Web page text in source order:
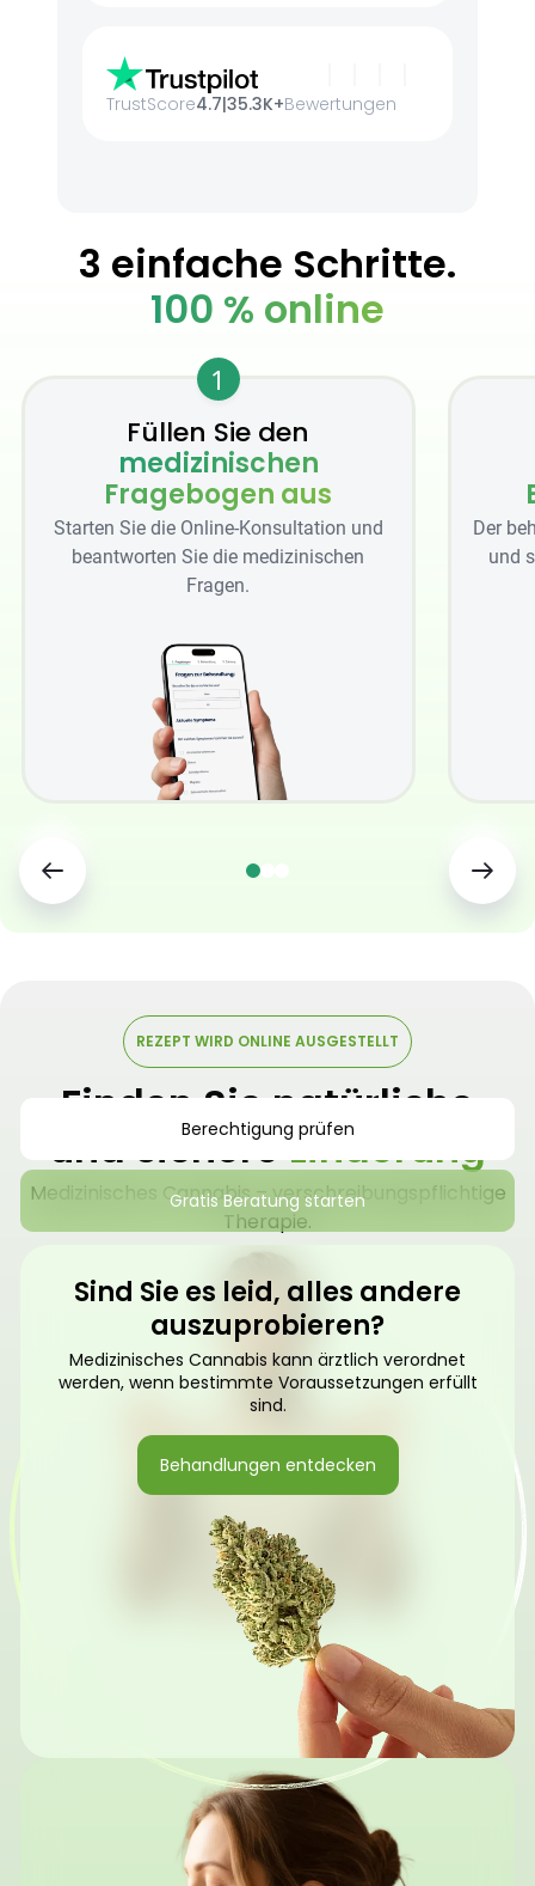
TrustScore4.7|35.3K+Bewertungen
3 einfache Schritte.
100 % online
1
Füllen Sie den
medizinischen
Fragebogen aus
Starten Sie die Online-Konsultation und
beantworten Sie die medizinischen
Fragen.
Der
und
REZEPT WIRD ONLINE AUSGESTELLT
Finden Sie natürliche
und sichereLinderung
Medizinisches Cannabis – verschreibungspflichtige
Therapie.
Berechtigung prüfen
Gratis Beratung starten
Sind Sie es leid, alles andere
auszuprobieren?
Medizinisches Cannabis kann ärztlich verordnet
werden, wenn bestimmte Voraussetzungen erfüllt
sind.
Behandlungen entdecken